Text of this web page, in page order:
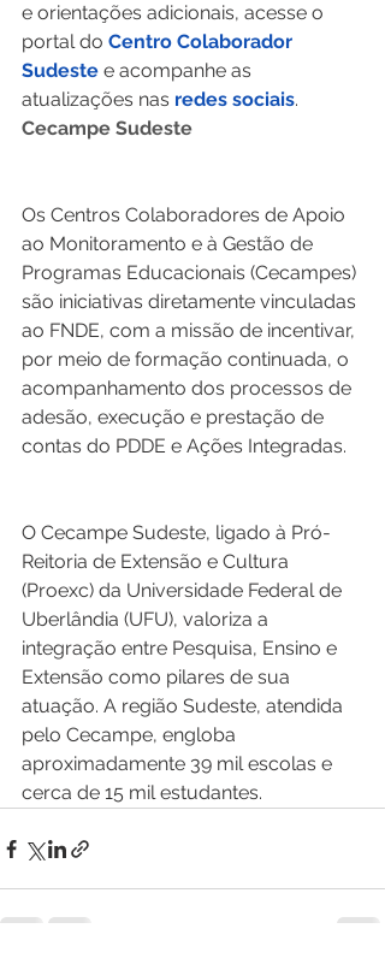
e orientações adicionais, acesse o
portal do Centro Colaborador
Sudeste e acompanhe as
atualizações nas redes sociais.
Cecampe Sudeste
Os Centros Colaboradores de Apoio
ao Monitoramento e à Gestão de
Programas Educacionais (Cecampes)
são iniciativas diretamente vinculadas
ao FNDE, com a missão de incentivar,
por meio de formação continuada, o
acompanhamento dos processos de
adesão, execução e prestação de
contas do PDDE e Ações Integradas.
O Cecampe Sudeste, ligado à Pró-
Reitoria de Extensão e Cultura
(Proexc) da Universidade Federal de
Uberlândia (UFU), valoriza a
integração entre Pesquisa, Ensino e
Extensão como pilares de sua
atuação. A região Sudeste, atendida
pelo Cecampe, engloba
aproximadamente 39 mil escolas e
cerca de 15 mil estudantes.